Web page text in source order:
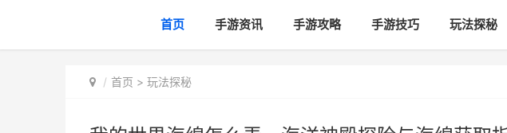
首页 手游资讯 手游攻略 手游技巧 玩法探秘
首页 > 玩法探秘